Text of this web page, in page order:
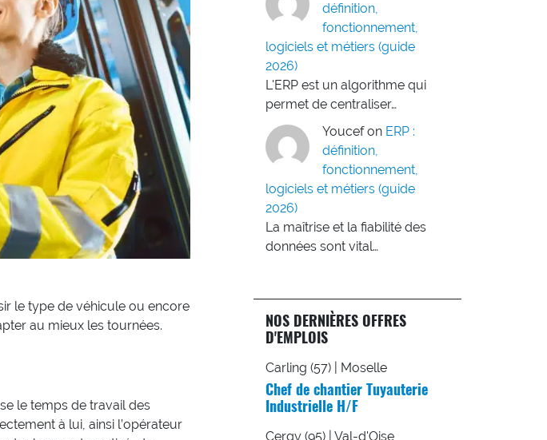
le type de véhicule ou encore
au mieux les tournées.
le temps de travail des
à lui, ainsi l’opérateur
définition,
fonctionnement,
logiciels et métiers (guide
2026)
L'ERP est un algorithme qui
permet de centraliser…
Youcef on ERP :
définition,
fonctionnement,
logiciels et métiers (guide
2026)
La maîtrise et la fiabilité des
données sont vital…
NOS DERNIÈRES OFFRES
D'EMPLOIS
Carling (57) | Moselle
Chef de chantier Tuyauterie
Industrielle H/F
Cergy (95) | Val-d'Oise